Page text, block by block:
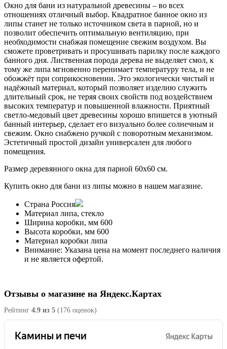
Окно для бани из натуральной древесины – во всех
отношениях отличный выбор. Квадратное банное окно из
липы станет не только источником света в парной, но и
позволит обеспечить оптимальную вентиляцию, при
необходимости снабжая помещение свежим воздухом. Вы
сможете проветривать и просушивать парилку после каждого
банного дня. Лиственная порода дерева не выделяет смол, к
тому же липа мгновенно перенимает температуру тела, и не
обожжёт при соприкосновении. Это экологически чистый и
надёжный материал, который позволяет изделию служить
длительный срок, не теряя своих свойств под воздействием
высоких температур и повышенной влажности. Приятный
светло-медовый цвет древесины хорошо впишется в уютный
банный интерьер, сделает его визуально более солнечным и
свежим. Окно снабжено ручкой с поворотным механизмом.
Эстетичный простой дизайн универсален для любого
помещения.
Размер деревянного окна для парной 60x60 см.
Купить окно для бани из липы можно в нашем магазине.
Страна Россия
Материал липа, стекло
Ширина коробки, мм 600
Высота коробки, мм 600
Материал коробки липа
Внимание: Указана цена на момент последнего наличия
и не является офертой.
Отзывы о магазине на Яндекс.Картах
Рейтинг 4.9 из 5 (176 оценок)